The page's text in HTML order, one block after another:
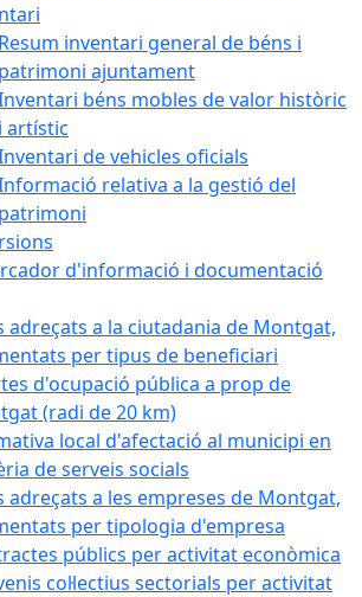
Resum inventari general de béns i
patrimoni ajuntament
béns mobles de valor històric
i artístic
de vehicles oficials
relativa a la gestió del
patrimoni
d'informació i documentació
adreçats a la ciutadania de Montgat,
per tipus de beneficiari
d'ocupació pública a prop de
(radi de 20 km)
local d'afectació al municipi en
de serveis socials
adreçats a les empreses de Montgat,
per tipologia d'empresa
públics per activitat econòmica
col·lectius sectorials per activitat